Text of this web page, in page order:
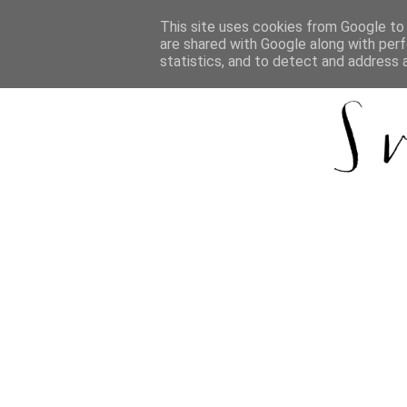
This site uses cookies from Google
are shared with Google along with
statistics, and to detect and address